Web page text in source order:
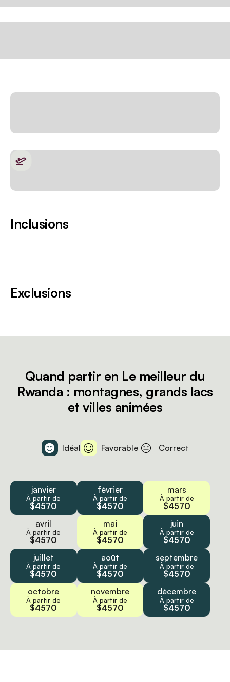
Inclusions
Exclusions
Quand partir en Le meilleur du
Rwanda : montagnes, grands lacs
et villes animées
Idéal Favorable Correct
janvier
À partir de
$4570
février
À partir de
$4570
mars
À partir de
$4570
avril
À partir de
$4570
mai
À partir de
$4570
juin
À partir de
$4570
juillet
À partir de
$4570
août
À partir de
$4570
septembre
À partir de
$4570
octobre
À partir de
$4570
novembre
À partir de
$4570
décembre
À partir de
$4570